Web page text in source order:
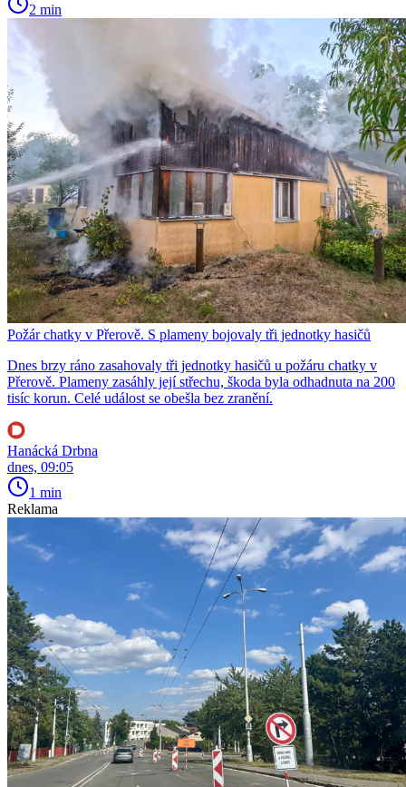
2 min
Požár chatky v Přerově. S plameny bojovaly tři jednotky hasičů
Dnes brzy ráno zasahovaly tři jednotky hasičů u požáru chatky v
Přerově. Plameny zasáhly její střechu, škoda byla odhadnuta na 200
tisíc korun. Celé událost se obešla bez zranění.
Hanácká Drbna
dnes, 09:05
1 min
Reklama